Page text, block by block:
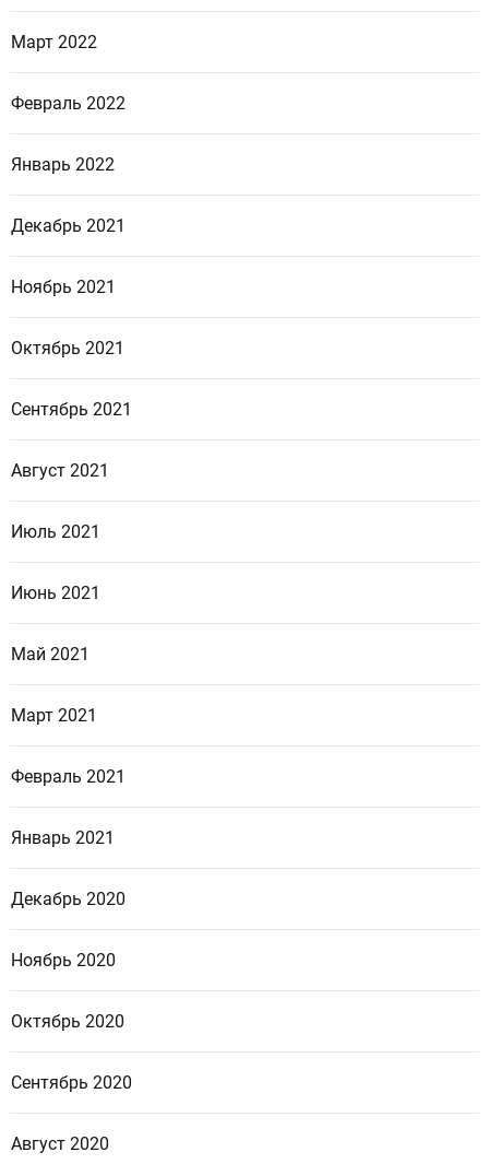
Март 2022
Февраль 2022
Январь 2022
Декабрь 2021
Ноябрь 2021
Октябрь 2021
Сентябрь 2021
Август 2021
Июль 2021
Июнь 2021
Май 2021
Март 2021
Февраль 2021
Январь 2021
Декабрь 2020
Ноябрь 2020
Октябрь 2020
Сентябрь 2020
Август 2020